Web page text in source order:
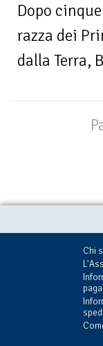
Dopo
razza dei
dalla Terra,
Chi